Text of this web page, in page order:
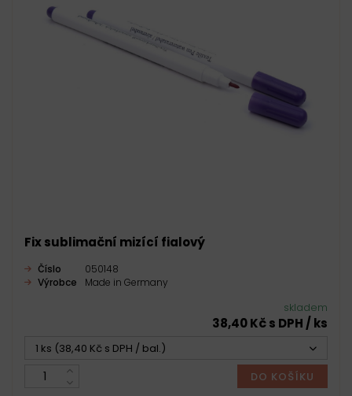
Fix sublimační mizící fialový
Číslo
050148
Výrobce
Made in Germany
skladem
38,40 Kč s DPH / ks
1 ks (38,40 Kč s DPH / bal.)
DO KOŠÍKU